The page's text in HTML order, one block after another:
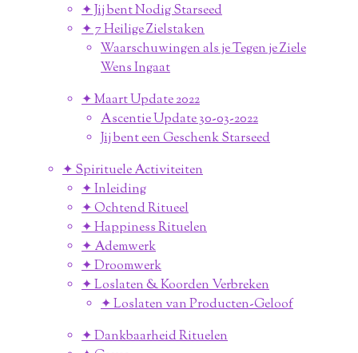
✦ Jij bent Nodig Starseed
✦ 7 Heilige Zielstaken
Waarschuwingen als je Tegen je Ziele
Wens Ingaat
✦ Maart Update 2022
Ascentie Update 30-03-2022
Jij bent een Geschenk Starseed
✦ Spirituele Activiteiten
✦ Inleiding
✦ Ochtend Ritueel
✦ Happiness Rituelen
✦ Ademwerk
✦ Droomwerk
✦ Loslaten & Koorden Verbreken
✦ Loslaten van Producten-Geloof
✦ Dankbaarheid Rituelen